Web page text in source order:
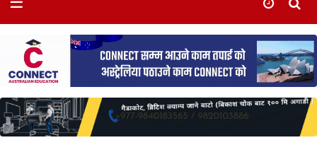
खेलकुद
अन्तर्वार्ता
समाज
रोचक